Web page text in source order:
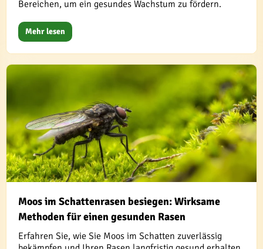
Bereichen, um ein gesundes Wachstum zu fördern.
Mehr lesen
Moos im Schattenrasen besiegen: Wirksame
Methoden für einen gesunden Rasen
Erfahren Sie, wie Sie Moos im Schatten zuverlässig